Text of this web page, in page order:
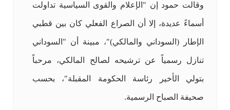
وقالت حمود إن "الإعلام والقوى السياسية تداولت
أسماءً عديدة، إلا أن الصراع الفعلي كان بين قطبي
الإطار (السوداني والمالكي)"، مبينة أن "السوداني
تنازل رسمياً عن ترشيحه لصالح المالكي، مرحباً
بتولي الأخير رئاسة الحكومة المقبلة"، بحسب
صحيفة الصباح الرسمية.